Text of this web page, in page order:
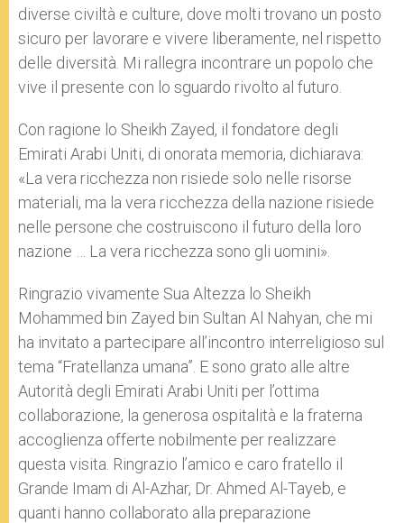
diverse civiltà e culture, dove molti trovano un posto
sicuro per lavorare e vivere liberamente, nel rispetto
delle diversità. Mi rallegra incontrare un popolo che
vive il presente con lo sguardo rivolto al futuro.
Con ragione lo Sheikh Zayed, il fondatore degli
Emirati Arabi Uniti, di onorata memoria, dichiarava:
«La vera ricchezza non risiede solo nelle risorse
materiali, ma la vera ricchezza della nazione risiede
nelle persone che costruiscono il futuro della loro
nazione … La vera ricchezza sono gli uomini».
Ringrazio vivamente Sua Altezza lo Sheikh
Mohammed bin Zayed bin Sultan Al Nahyan, che mi
ha invitato a partecipare all’incontro interreligioso sul
tema “Fratellanza umana”. E sono grato alle altre
Autorità degli Emirati Arabi Uniti per l’ottima
collaborazione, la generosa ospitalità e la fraterna
accoglienza offerte nobilmente per realizzare
questa visita. Ringrazio l’amico e caro fratello il
Grande Imam di Al-Azhar, Dr. Ahmed Al-Tayeb, e
quanti hanno collaborato alla preparazione